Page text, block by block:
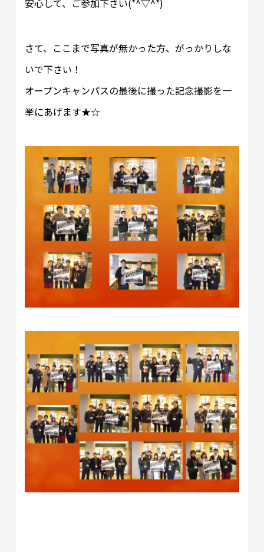
安心して、ご参加下さい(*^▽^*)
さて、ここまで写真が無かった方、がっかりしな
いで下さい！
オープンキャンパスの最後に撮った記念撮影を一
挙にあげます★☆